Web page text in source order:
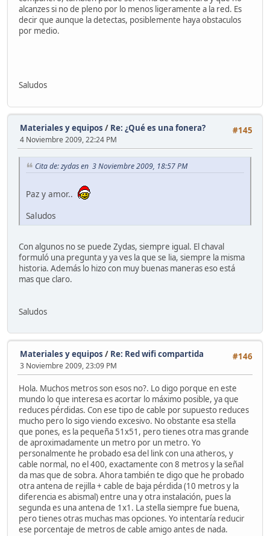
alcanzes si no de pleno por lo menos ligeramente a la red. Es
decir que aunque la detectas, posiblemente haya obstaculos
por medio.
Saludos
#145
Materiales y equipos / Re: ¿Qué es una fonera?
4 Noviembre 2009, 22:24 PM
Cita de: zydas en 3 Noviembre 2009, 18:57 PM
Paz y amor..
Saludos
Con algunos no se puede Zydas, siempre igual. El chaval
formuló una pregunta y ya ves la que se lia, siempre la misma
historia. Además lo hizo con muy buenas maneras eso está
mas que claro.
Saludos
#146
Materiales y equipos / Re: Red wifi compartida
3 Noviembre 2009, 23:09 PM
Hola. Muchos metros son esos no?. Lo digo porque en este
mundo lo que interesa es acortar lo máximo posible, ya que
reduces pérdidas. Con ese tipo de cable por supuesto reduces
mucho pero lo sigo viendo excesivo. No obstante esa stella
que pones, es la pequeña 51x51, pero tienes otra mas grande
de aproximadamente un metro por un metro. Yo
personalmente he probado esa del link con una atheros, y
cable normal, no el 400, exactamente con 8 metros y la señal
da mas que de sobra. Ahora también te digo que he probado
otra antena de rejilla + cable de baja pérdida (10 metros y la
diferencia es abismal) entre una y otra instalación, pues la
segunda es una antena de 1x1. La stella siempre fue buena,
pero tienes otras muchas mas opciones. Yo intentaría reducir
ese porcentaje de metros de cable amigo antes de nada.